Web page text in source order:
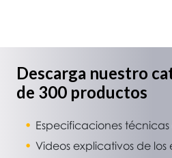
Descarga nuestro
de 300 productos
Especificaciones
Videos explicativos de los